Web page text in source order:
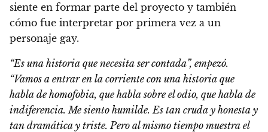
siente en formar parte del proyecto y también
cómo fue interpretar por primera vez a un
personaje gay.
“Es una historia que necesita ser contada”, empezó.
“Vamos a entrar en la corriente con una historia que
habla de homofobia, que habla sobre el odio, que habla de
indiferencia. Me siento humilde. Es tan cruda y honesta y
tan dramática y triste. Pero al mismo tiempo muestra el